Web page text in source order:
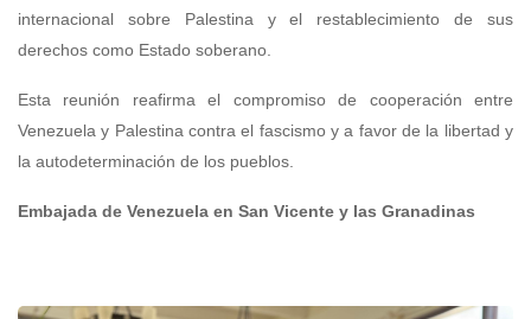
internacional sobre Palestina y el restablecimiento de sus
derechos como Estado soberano.
Esta reunión reafirma el compromiso de cooperación entre
Venezuela y Palestina contra el fascismo y a favor de la libertad y
la autodeterminación de los pueblos.
Embajada de Venezuela en San Vicente y las Granadinas